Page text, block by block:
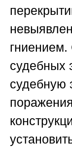
гниением.
судебных
судебную